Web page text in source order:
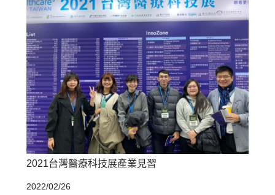
2021台灣醫療科技展產業見習
2022/02/26